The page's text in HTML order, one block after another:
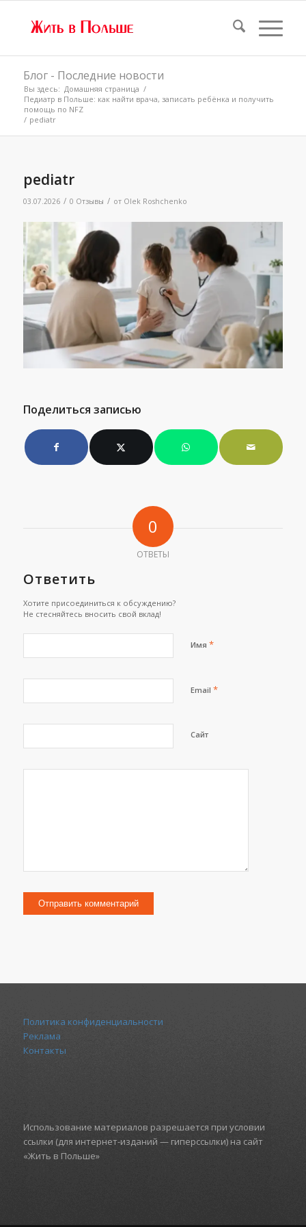
Блог - Последние новости
Вы здесь: Домашняя страница /
Педиатр в Польше: как найти врача, записать ребёнка и получить
помощь по NFZ
/ pediatr
pediatr
03.07.2026 / 0 Отзывы / от Olek Roshchenko
Поделиться записью
0
ОТВЕТЫ
Ответить
Хотите присоединиться к обсуждению?
Не стесняйтесь вносить свой вклад!
Имя *
Email *
Сайт
Политика конфиденциальности
Реклама
Контакты
Использование материалов разрешается при условии
ссылки (для интернет-изданий — гиперссылки) на сайт
«Жить в Польше»